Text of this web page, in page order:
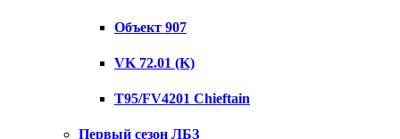
Объект 907
VK 72.01 (K)
T95/FV4201 Chieftain
Первый сезон ЛБЗ